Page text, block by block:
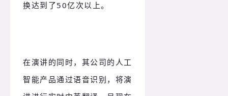
换达到了50亿次以上。
在演讲的同时，其公司的人工
智能产品通过语音识别，将演